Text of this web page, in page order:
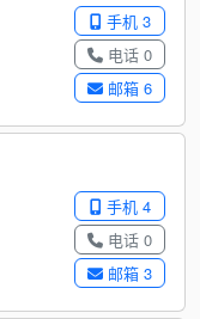
手机 3
电话 0
邮箱 6
手机 4
电话 0
邮箱 3